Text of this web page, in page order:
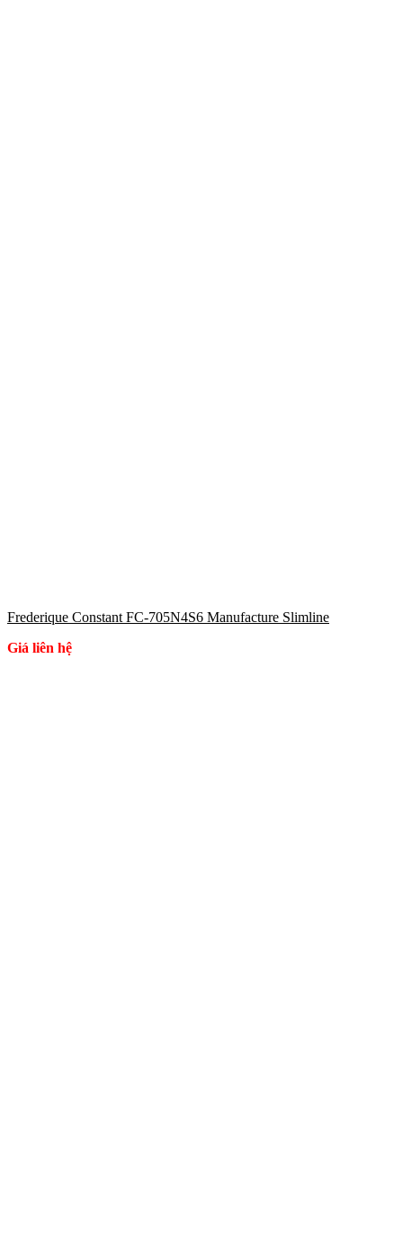
Frederique Constant FC-705N4S6 Manufacture Slimline
Giá liên hệ